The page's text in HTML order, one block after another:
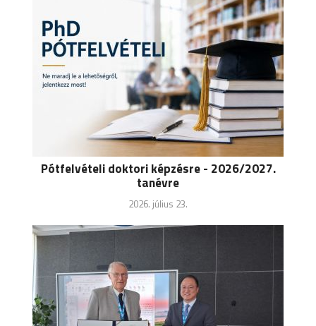
Pótfelvételi doktori képzésre - 2026/2027.
tanévre
2026. július 23.